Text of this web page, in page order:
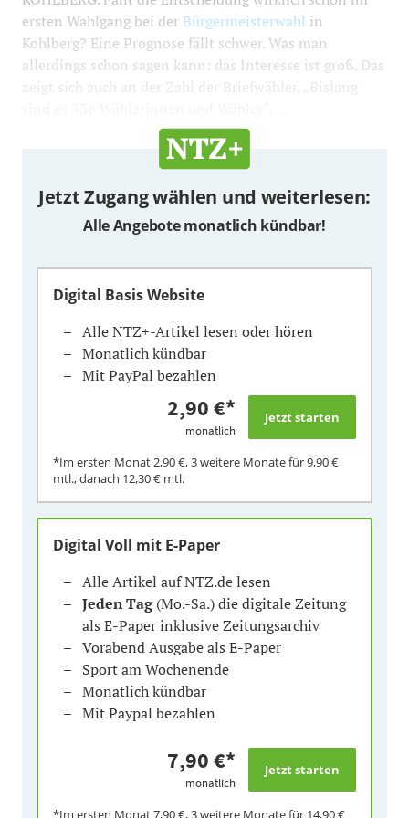
ersten Wahlgang bei der Bürgermeisterwahl in
Kohlberg? Eine Prognose fällt schwer. Was man
allerdings schon sagen kann: das Interesse ist groß. Das
zeigt sich auch an der Zahl der Briefwähler. „Bislang
Jetzt Zugang wählen und weiterlesen:
Alle Angebote monatlich kündbar!
Digital Basis Website
Alle NTZ+-Artikel lesen oder hören
Monatlich kündbar
Mit PayPal bezahlen
2,90 €*
monatlich
*Im ersten Monat2,90 €, 3 weitere Monate für9,90 €
mtl., danach 12,30 € mtl.
Digital Voll mit E-Paper
Alle Artikel auf NTZ.de lesen
Jeden Tag(Mo.-Sa.) die digitale Zeitung
als E-Paper inklusive Zeitungsarchiv
Vorabend Ausgabe als E-Paper
Sport am Wochenende
Monatlich kündbar
Mit Paypal bezahlen
7,90 €*
monatlich
*Im ersten Monat7,90 €, 3 weitere Monate für 14,90 €